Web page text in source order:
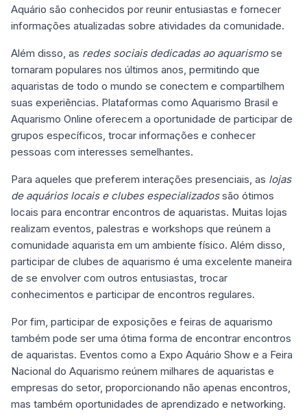
Aquário são conhecidos por reunir entusiastas e fornecer
informações atualizadas sobre atividades da comunidade.
Além disso, as redes sociais dedicadas ao aquarismose
tornaram populares nos últimos anos, permitindo que
aquaristas de todo o mundo se conectem e compartilhem
suas experiências. Plataformas como Aquarismo Brasil e
Aquarismo Online oferecem a oportunidade de participar de
grupos específicos, trocar informações e conhecer
pessoas com interesses semelhantes.
Para aqueles que preferem interações presenciais, as lojas
de aquários locais e clubes especializadossão ótimos
locais para encontrar encontros de aquaristas. Muitas lojas
realizam eventos, palestras e workshops que reúnem a
comunidade aquarista em um ambiente físico. Além disso,
participar de clubes de aquarismo é uma excelente maneira
de se envolver com outros entusiastas, trocar
conhecimentos e participar de encontros regulares.
Por fim, participar de exposições e feiras de aquarismo
também pode ser uma ótima forma de encontrar encontros
de aquaristas. Eventos como a Expo Aquário Show e a Feira
Nacional do Aquarismo reúnem milhares de aquaristas e
empresas do setor, proporcionando não apenas encontros,
mas também oportunidades de aprendizado e networking.